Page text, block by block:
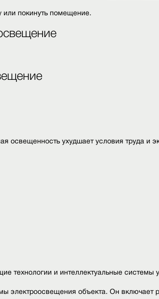
или покинуть помещение.
освещенность ухудшает условия труда и
технологии и интеллектуальные
электроосвещения объекта. Он включает